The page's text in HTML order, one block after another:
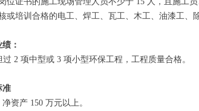
核或培训合格的电工、焊工、瓦工、木工、油漆工、
：
过 2 项中型或 3 项小型环保工程，工程质量合格。
准
净资产 150 万元以上。